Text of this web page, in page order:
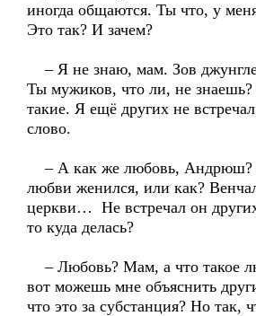
иногда общаются. Ты что, у
Это так? И зачем?
– Я не знаю, мам. Зов
Ты мужиков, что ли, не
такие. Я ещё других не
слово.
– А как же любовь, Андрюш?
любви женился, или как?
церкви… Не встречал он
то куда делась?
– Любовь? Мам, а что такое
вот можешь мне объяснить
что это за субстанция? Но так,